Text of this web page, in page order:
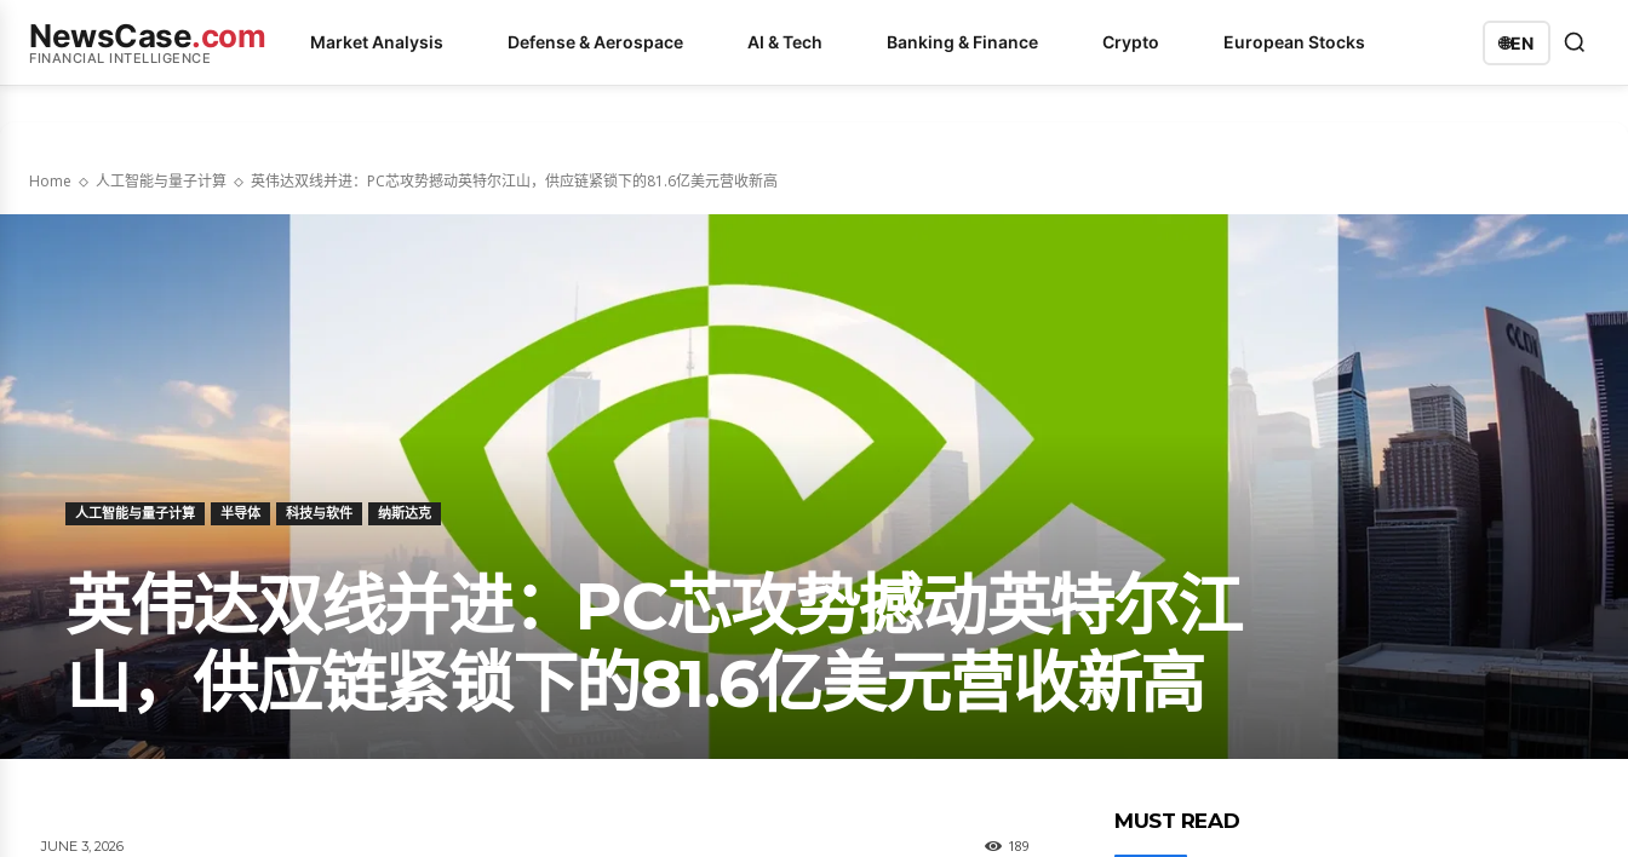
NewsCase.com
FINANCIAL INTELLIGENCE
Market Analysis Defense & Aerospace AI & Tech Banking & Finance Crypto European Stocks 🌐EN
Home 人工智能与量子计算 英伟达双线并进：PC芯攻势撼动英特尔江山，供应链紧锁下的81.6亿美元营收新高
人工智能与量子计算 半导体 科技与软件 纳斯达克
英伟达双线并进：PC芯攻势撼动英特尔江
山，供应链紧锁下的81.6亿美元营收新高
JUNE 3, 2026 189
MUST READ